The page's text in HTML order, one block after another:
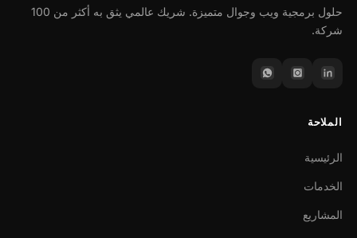
حلول برمجية ويب وجوال متميزة. شريك عالمي يثق به أكثر من 100
شركة.
الملاحة
الرئيسية
الخدمات
المشاريع